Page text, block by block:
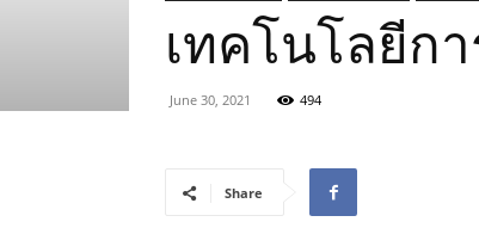
เทคโนโลยีก
June 30, 2021 494
Share